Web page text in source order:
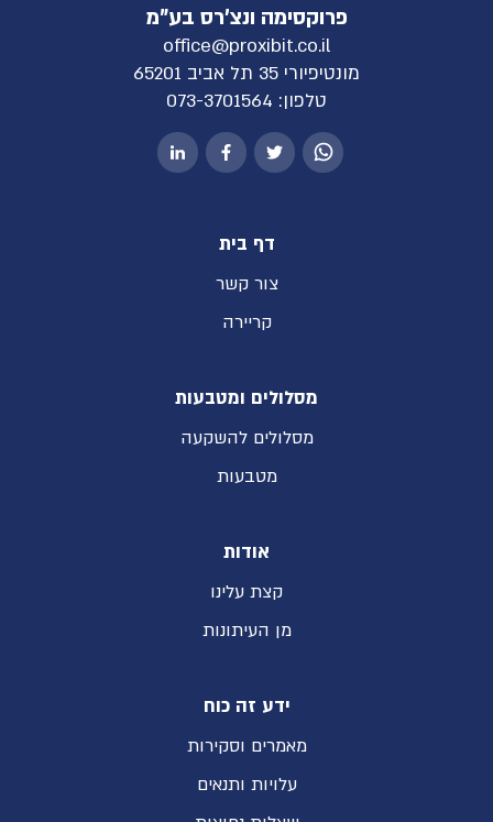
פרוקסימה ונצ'רס בע"מ
office@proxibit.co.il
מונטיפיורי 35 תל אביב 65201
טלפון: 073-3701564
דף בית
צור קשר
קריירה
מסלולים ומטבעות
מסלולים להשקעה
מטבעות
אודות
קצת עלינו
מן העיתונות
ידע זה כוח
מאמרים וסקירות
עלויות ותנאים